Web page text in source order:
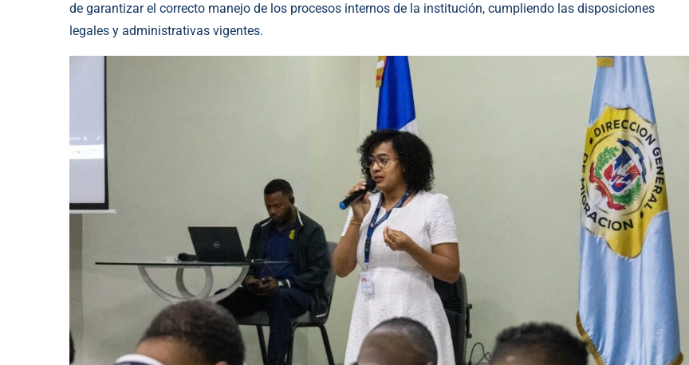
de garantizar el correcto manejo de los procesos internos de la institución, cumpliendo las disposiciones
legales y administrativas vigentes.